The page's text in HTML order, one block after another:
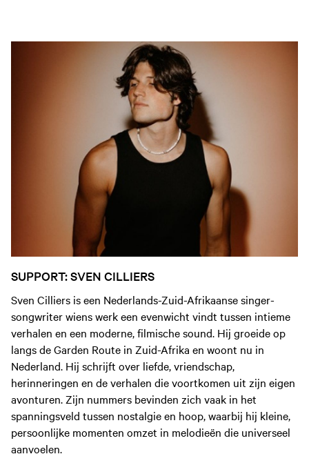
SUPPORT: SVEN CILLIERS
Sven Cilliers is een Nederlands-Zuid-Afrikaanse singer-
songwriter wiens werk een evenwicht vindt tussen intieme
verhalen en een moderne, filmische sound. Hij groeide op
langs de Garden Route in Zuid-Afrika en woont nu in
Nederland. Hij schrijft over liefde, vriendschap,
herinneringen en de verhalen die voortkomen uit zijn eigen
avonturen. Zijn nummers bevinden zich vaak in het
spanningsveld tussen nostalgie en hoop, waarbij hij kleine,
persoonlijke momenten omzet in melodieën die universeel
aanvoelen.